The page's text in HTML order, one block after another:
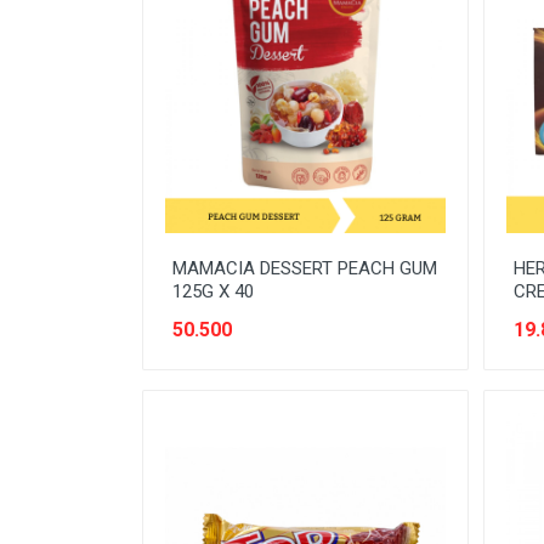
MINUMAN
MINUMAN RTD
MINYAK/COOKING OIL
OTOMOTIF
PENGHARUM/FRESHENER
PERALATAN BAKING
MAMACIA DESSERT PEACH GUM
125G X 40
50.500